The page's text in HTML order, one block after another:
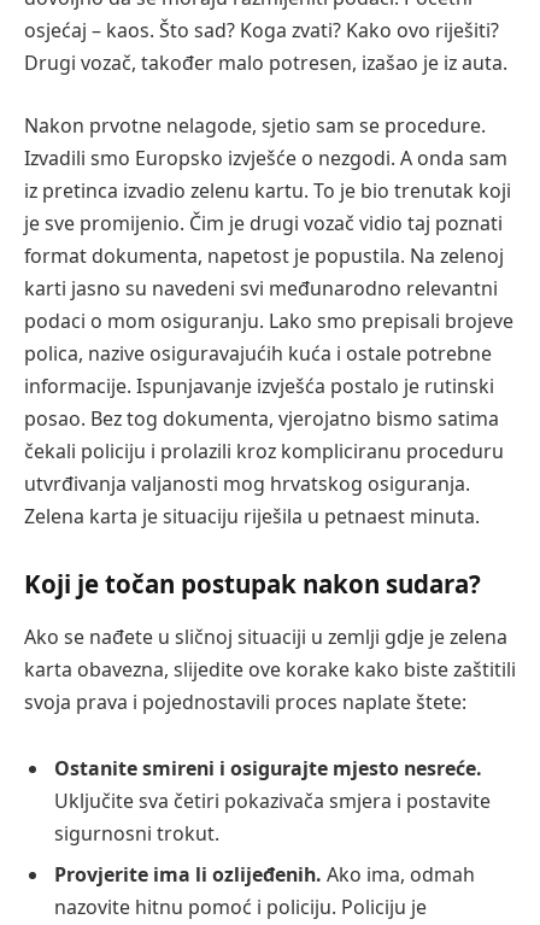
osjećaj – kaos. Što sad? Koga zvati? Kako ovo riješiti?
Drugi vozač, također malo potresen, izašao je iz auta.
Nakon prvotne nelagode, sjetio sam se procedure.
Izvadili smo Europsko izvješće o nezgodi. A onda sam
iz pretinca izvadio zelenu kartu. To je bio trenutak koji
je sve promijenio. Čim je drugi vozač vidio taj poznati
format dokumenta, napetost je popustila. Na zelenoj
karti jasno su navedeni svi međunarodno relevantni
podaci o mom osiguranju. Lako smo prepisali brojeve
polica, nazive osiguravajućih kuća i ostale potrebne
informacije. Ispunjavanje izvješća postalo je rutinski
posao. Bez tog dokumenta, vjerojatno bismo satima
čekali policiju i prolazili kroz kompliciranu proceduru
utvrđivanja valjanosti mog hrvatskog osiguranja.
Zelena karta je situaciju riješila u petnaest minuta.
Koji je točan postupak nakon sudara?
Ako se nađete u sličnoj situaciji u zemlji gdje je zelena
karta obavezna, slijedite ove korake kako biste zaštitili
svoja prava i pojednostavili proces naplate štete:
Ostanite smireni i osigurajte mjesto nesreće.
Uključite sva četiri pokazivača smjera i postavite
sigurnosni trokut.
Provjerite ima li ozlijeđenih. Ako ima, odmah
nazovite hitnu pomoć i policiju. Policiju je